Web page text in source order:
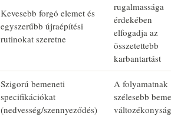
Kevesebb forgó elemet és
egyszerűbb újraépítési
rutinokat szeretne
rugalmassága
érdekében
elfogadja az
összetettebb
karbantartást
Szigorú bemeneti
specifikációkat
(nedvesség/szennyeződés)
A folyamatnak
szélesebb